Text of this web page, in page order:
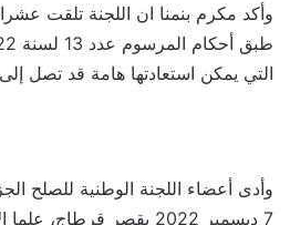
وأكد مكرم بنمنا ان اللجنة تلقت
التي يمكن استعادتها هامة قد تصل
وأدى أعضاء اللجنة الوطنية للصلح